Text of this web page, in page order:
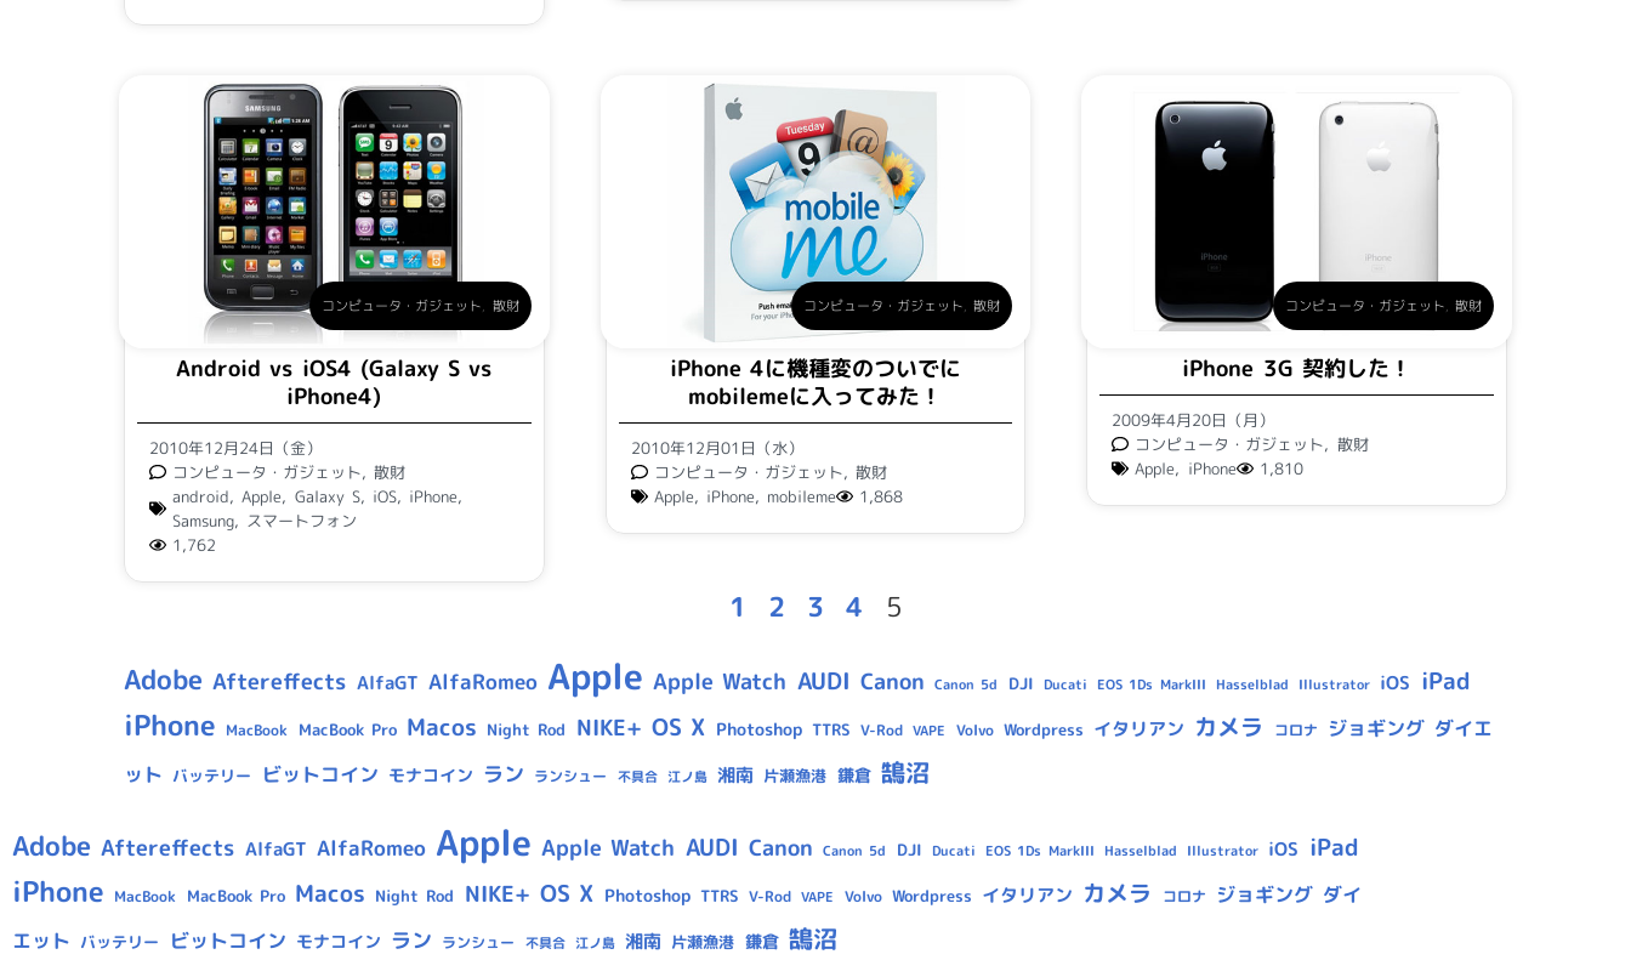
コンピュータ・ガジェット, 散財
Android vs iOS4 (Galaxy S vs
iPhone4)
2010年12月24日（金）
コンピュータ・ガジェット,散財
android,Apple, Galaxy S, iOS, iPhone,
Samsung, スマートフォン
1,762
コンピュータ・ガジェット,散財
iPhone 4に機種変のついでに
mobilemeに入ってみた！
2010年12月01日（水）
コンピュータ・ガジェット, 散財
Apple, iPhone, mobileme 1,868
コンピュータ・ガジェット, 散財
iPhone 3G 契約した！
2009年4月20日（月）
コンピュータ・ガジェット, 散財
Apple, iPhone 1,810
1 2 3 4 5
Adobe Aftereffects AlfaGT AlfaRomeo Apple Apple Watch AUDI Canon Canon 5d DJI Ducati EOS 1Ds MarkIII Hasselblad Illustrator iOS iPad
iPhone MacBook MacBook Pro Macos Night Rod NIKE+ OS X Photoshop TTRS V-Rod VAPE Volvo Wordpress イタリアン カメラ コロナ ジョギング ダイエ
ット バッテリー ビットコイン モナコイン ラン ランシュー 不具合 江ノ島 湘南 片瀬漁港 鎌倉 鵠沼
Adobe Aftereffects AlfaGT AlfaRomeo Apple Apple Watch AUDI Canon Canon 5d DJI Ducati EOS 1Ds MarkIII Hasselblad Illustrator iOS iPad
iPhone MacBook MacBook Pro Macos Night Rod NIKE+ OS X Photoshop TTRS V-Rod VAPE Volvo Wordpress イタリアン カメラ コロナ ジョギング ダイ
エット バッテリー ビットコイン モナコイン ラン ランシュー 不具合 江ノ島 湘南 片瀬漁港 鎌倉 鵠沼